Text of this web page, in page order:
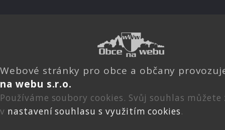
Webové stránky pro obce a občany
na webu s.r.o.
Používáme soubory cookies. Svůj souhlas
v nastavení souhlasu s využitím cookies.